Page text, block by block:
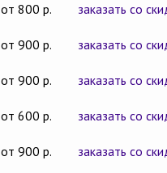
от 800 р. заказать со
от 900 р. заказать со
от 900 р. заказать со
от 600 р. заказать со
от 900 р. заказать со